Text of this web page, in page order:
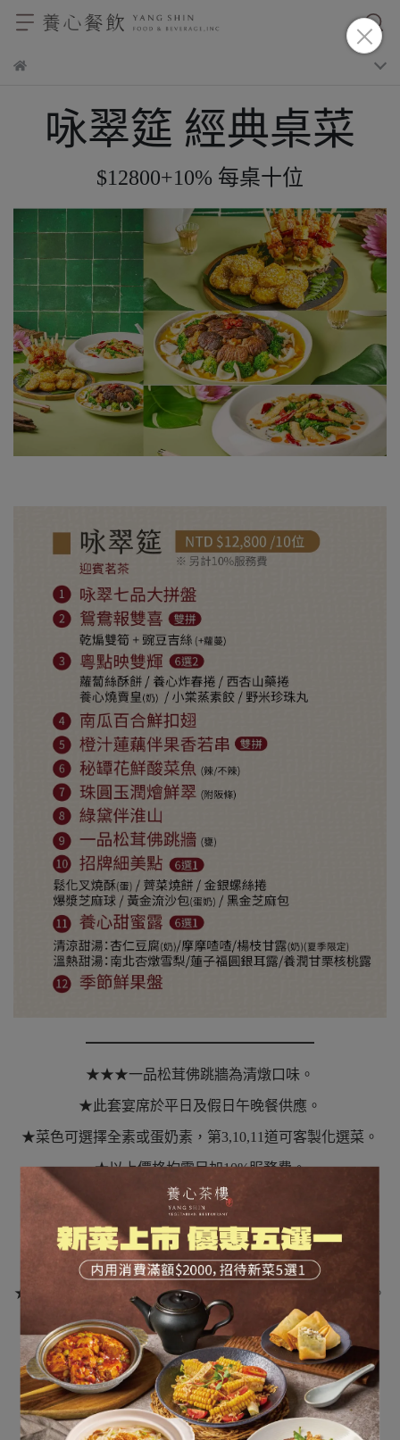
咏翠筵 經典桌菜
$12800+10% 每桌十位
━━━━━━━━━━━━━━━━
★★★一品松茸佛跳牆為清燉口味 。
★此套宴席於平日及假日午晚餐供應 。
★菜色可選擇全素或蛋奶素，第3,10,11道可客製化選菜 。
★以上價格均需另加10%服務費。
★桌菜屬功夫菜色，敬請3天前預訂，並請預付訂金
★菜色依當令食材為主，可能略有變更。
★特殊體質不適之食材敬請於訂席時告知服務人員
★每桌十位，若需增加人數，另可加人加量，依人數計價 。
★如需自備酒類，每桌酌收開瓶費$500。
(不限酒種與瓶數，請於訂席時告知酒種以便準備酒杯)
★敬請預付訂金保留席次：每桌訂金$2500